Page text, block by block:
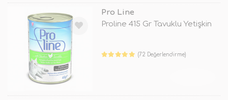
Pro Line
Proline 415 Gr Tavuklu Yetişkin
(72 Değerlendirme)